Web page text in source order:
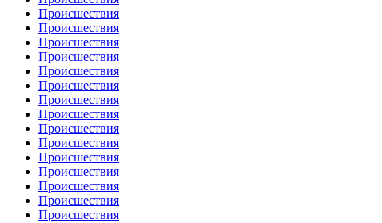
Происшествия
Происшествия
Происшествия
Происшествия
Происшествия
Происшествия
Происшествия
Происшествия
Происшествия
Происшествия
Происшествия
Происшествия
Происшествия
Происшествия
Происшествия